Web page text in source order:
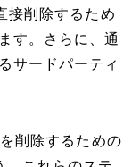
接削除するため
す。さらに、通
サードパーティ
削除するための